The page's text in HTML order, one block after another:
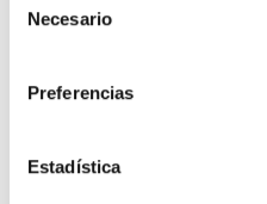
de cookies
Necesario
Preferencias
Estadística